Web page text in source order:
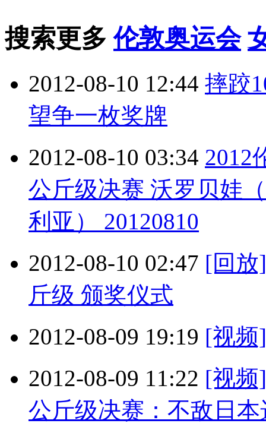
搜索更多伦敦奥运会
2012-08-10 12:44 摔跤
望争一枚奖牌
2012-08-10 03:34 2012
公斤级决赛 沃罗贝娃
利亚） 20120810
2012-08-10 02:47 [回放
斤级 颁奖仪式
2012-08-09 19:19 [视频
2012-08-09 11:22 [视频
公斤级决赛：不敌日